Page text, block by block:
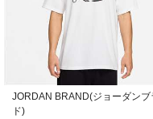
JORDAN BRAND(ジョーダンブ
ド)